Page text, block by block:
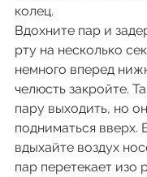
колец.
Вдохните пар и
рту на несколько
немного вперед
челюсть закройте.
пару выходить, но
подниматься вверх.
вдыхайте воздух
пар перетекает изо